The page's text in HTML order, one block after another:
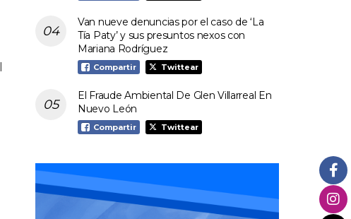
Van nueve denuncias por el caso de ‘La
Tía Paty’ y sus presuntos nexos con
Mariana Rodríguez
Compartir Twittear
El Fraude Ambiental De Glen Villarreal En
Nuevo León
Compartir Twittear